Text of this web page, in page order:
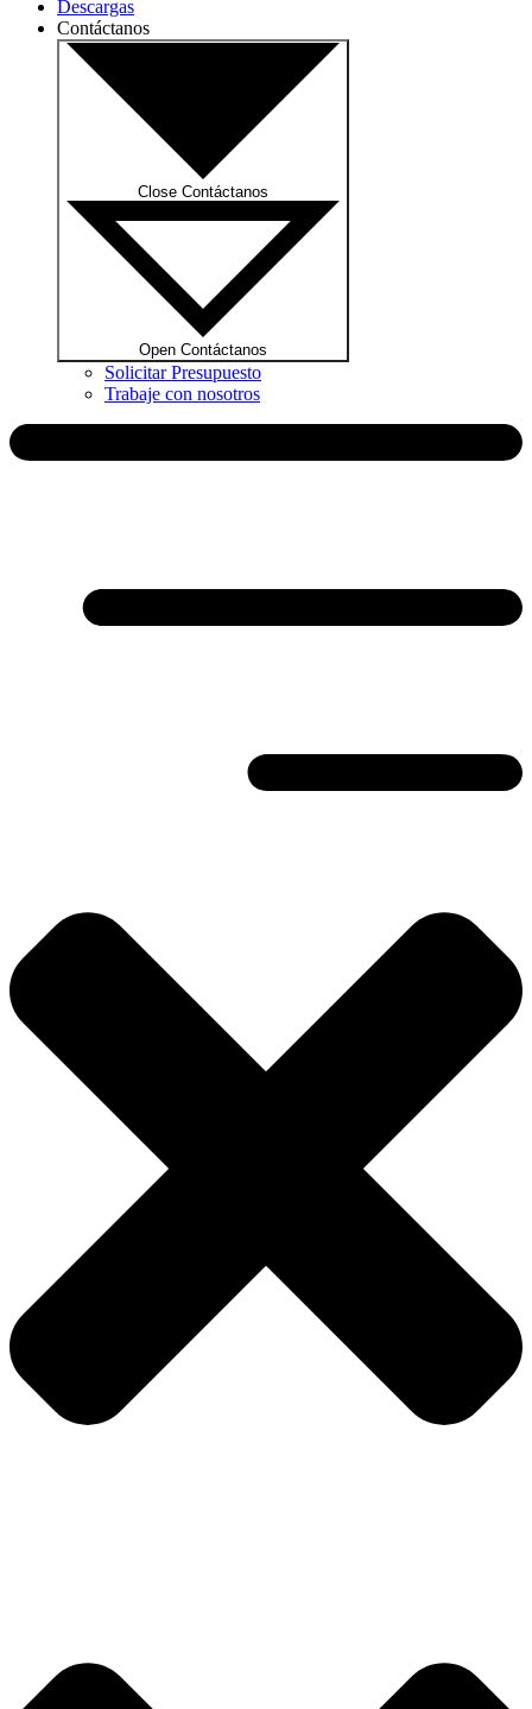
Descargas
Contáctanos
Close Contáctanos
Open Contáctanos
Solicitar Presupuesto
Trabaje con nosotros